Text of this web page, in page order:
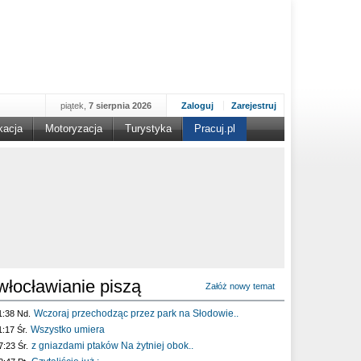
Zaloguj Zarejestruj
piątek, 7 sierpnia 2026
Motoryzacja Turystyka Pracuj.pl
piszą Załóż nowy temat
Nd. Wczoraj przechodząc przez park na Słodowie..
Śr. Wszystko umiera
Śr. z gniazdami ptaków Na żytniej obok..